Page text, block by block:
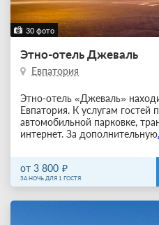
30 фото
Этно-отель Джеваль
Евпатория
Этно-отель «Джеваль»
Евпатория. К услугам гостей
автомобильной парковке,
интернет. За дополнительную
от 3 800
ЗА НОЧЬ ДЛЯ 1 ГОСТЯ